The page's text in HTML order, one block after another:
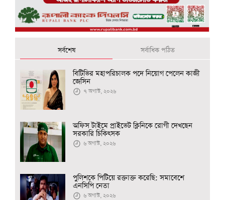
সর্বশেষ সর্বাধিক পঠিত
বিটিভির মহাপরিচালক পদে নিয়োগ পেলেন কাজী
জেসিন
৭ অগাস্ট, ২০২৬
অফিস টাইমে প্রাইভেট ক্লিনিকে রোগী দেখছেন
সরকারি চিকিৎসক
৬ অগাস্ট, ২০২৬
পুলিশকে পিটিয়ে রক্তাক্ত করেছি: সমাবেশে
এনসিপি নেতা
৬ অগাস্ট, ২০২৬